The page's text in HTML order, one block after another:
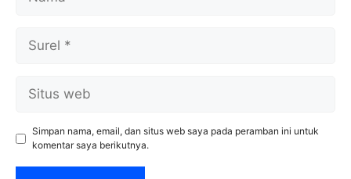
Surel
Situs
web
Simpan nama, email, dan situs web saya pada peramban ini untuk
komentar saya berikutnya.